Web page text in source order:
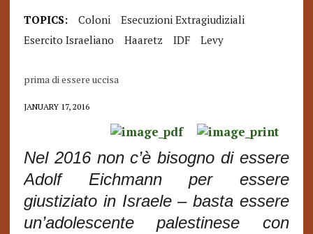
TOPICS: Coloni
Esecuzioni Extragiudiziali
Esercito Israeliano
Haaretz IDF Levy
prima di essere uccisa
JANUARY 17, 2016
Nel 2016 non c’è bisogno di essere
Adolf Eichmann per essere
giustiziato in Israele – basta essere
un’adolescente palestinese con